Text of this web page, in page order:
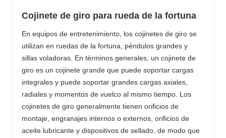
Cojinete de giro para rueda de la fortuna
En equipos de entretenimiento, los cojinetes de giro se
utilizan en ruedas de la fortuna, péndulos grandes y
sillas voladoras. En términos generales, un cojinete de
giro es un cojinete grande que puede soportar cargas
integrales y puede soportar grandes cargas axiales,
radiales y momentos de vuelco al mismo tiempo. Los
cojinetes de giro generalmente tienen orificios de
montaje, engranajes internos o externos, orificios de
aceite lubricante y dispositivos de sellado, de modo que